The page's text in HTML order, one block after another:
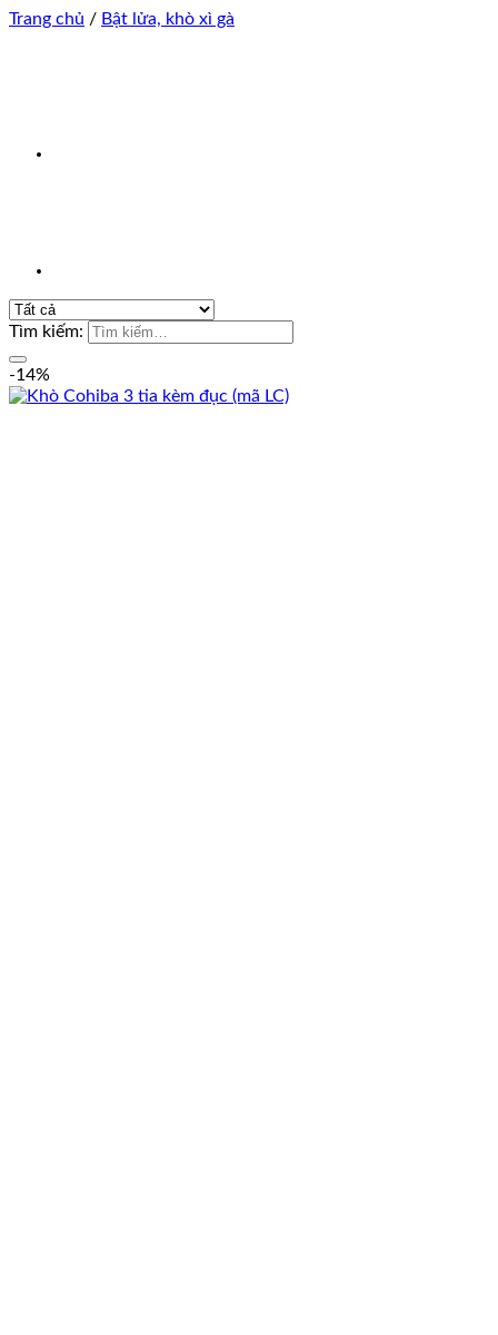
Trang chủ / Bật lửa, khò xì gà
Tìm kiếm:
-14%